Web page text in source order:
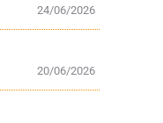
24/06/2026
20/06/2026